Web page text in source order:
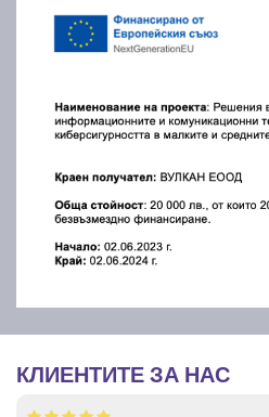
КЛИЕНТИТЕ ЗА НАС